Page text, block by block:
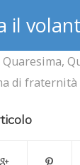
il
Quaresima,
di fraternità